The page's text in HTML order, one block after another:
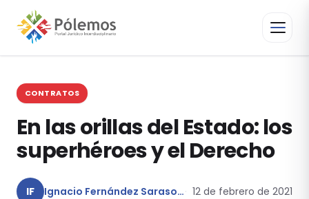
CONTRATOS
En las orillas del Estado: los
superhéroes y el Derecho
IF Ignacio Fernández Sarasola 12 de febrero de 2021